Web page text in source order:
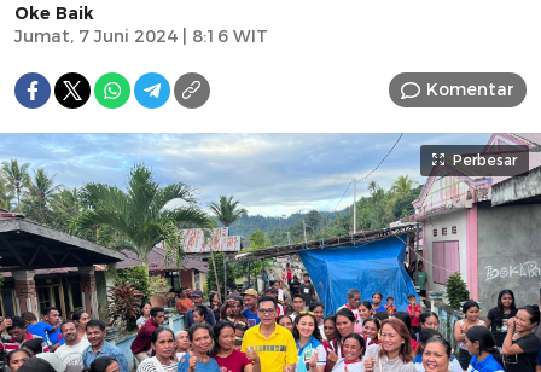
Oke Baik
Jumat, 7 Juni 2024 | 8:16 WIT
Komentar
Perbesar